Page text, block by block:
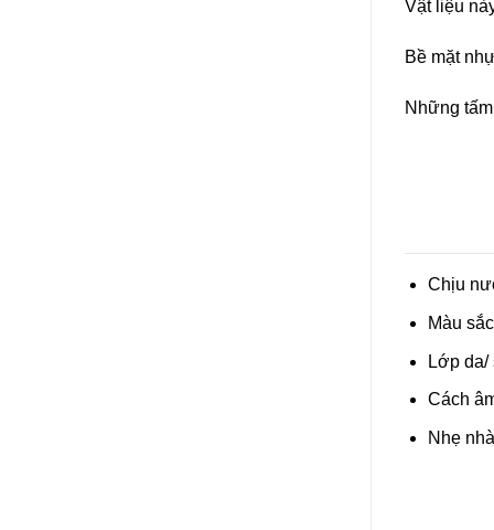
Vật liệu
Bề mặt
Những
Chịu
Màu
Lớp
Cách
Nhẹ